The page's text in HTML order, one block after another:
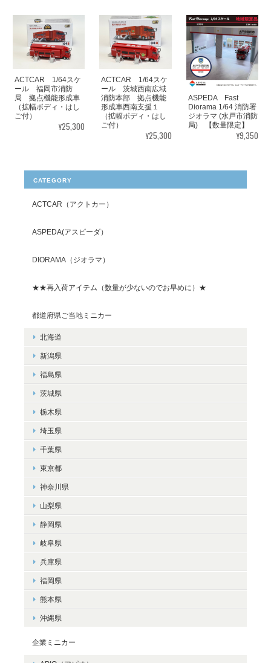
ACTCAR 1/64スケ
ール 福岡市消防
局 拠点機能形成車
（拡幅ボディ・はし
ご付）
¥25,300
ACTCAR 1/64スケ
ール 茨城西南広域
消防本部 拠点機能
形成車西南支援１
（拡幅ボディ・はし
ご付）
¥25,300
ASPEDA Fast
Diorama 1/64 消防署
ジオラマ (水戸市消防
局) 【数量限定】
¥9,350
CATEGORY
ACTCAR（アクトカー）
ASPEDA(アスピーダ）
DIORAMA（ジオラマ）
★★再入荷アイテム（数量が少ないのでお早めに）★
都道府県ご当地ミニカー
北海道
新潟県
福島県
茨城県
栃木県
埼玉県
千葉県
東京都
神奈川県
山梨県
静岡県
岐阜県
兵庫県
福岡県
熊本県
沖縄県
企業ミニカー